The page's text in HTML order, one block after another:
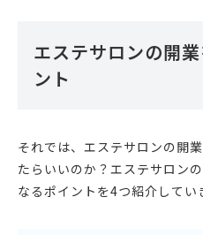
エステサロンの開
ント
それでは、エステサロンの開
たらいいのか？エステサロン
なるポイントを4つ紹介してい